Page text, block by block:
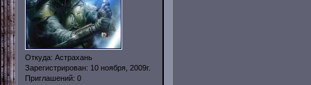
Откуда: Астрахань
Зарегистрирован: 10 ноября, 2009г.
Приглашений: 0